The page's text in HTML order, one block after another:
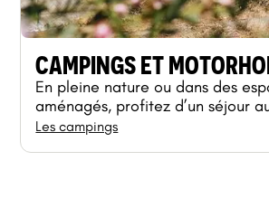
CAMPINGS ET
En pleine nature ou dans des
aménagés, profitez d’un séjour
Les campings